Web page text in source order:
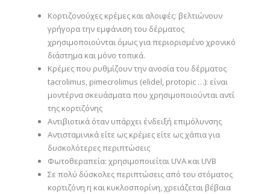
Κορτιζονούχες κρέμες και αλοιφές: βελτιώνουν
γρήγορα την εμφάνιση του δέρματος
χρησιμοποιούνται όμως για περιορισμένο χρονικό
διάστημα και μόνο τοπικά.
Κρέμες που ρυθμίζουν την ανοσία του δέρματος
tacrolimus, pimecrolimus (elidel, protopic …): είναι
μοντέρνα σκευάσματα που χρησιμοποιούνται αντί
της κορτιζόνης
Αντιβιοτικά όταν υπάρχει ένδειξή επιμόλυνσης
Αντισταμινικά είτε ως κρέμες είτε ως χάπια για
δυσκολότερες περιπτώσεις
Φωτοθεραπεία: χρησιμοποιείται UVA και UVB
Σε πολύ δύσκολες περιπτώσεις από του στόματος
κορτιζόνη η και κυκλοσπορίνη, χρειάζεται βέβαια